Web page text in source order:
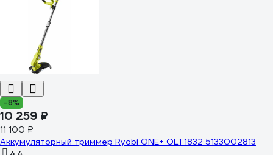
-8%
10 259 ₽
11 100 ₽
Аккумуляторный триммер Ryobi ONE+ OLT1832 5133002813